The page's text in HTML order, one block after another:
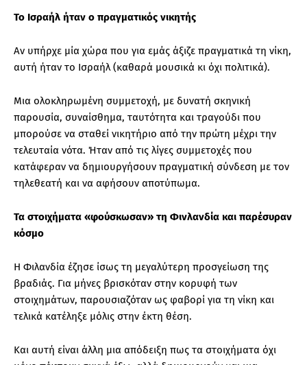
Το Ισραήλ ήταν ο πραγματικός νικητής
Αν υπήρχε μία χώρα που για εμάς άξιζε πραγματικά τη νίκη,
αυτή ήταν το Ισραήλ (καθαρά μουσικά κι όχι πολιτικά).
Μια ολοκληρωμένη συμμετοχή, με δυνατή σκηνική
παρουσία, συναίσθημα, ταυτότητα και τραγούδι που
μπορούσε να σταθεί νικητήριο από την πρώτη μέχρι την
τελευταία νότα. Ήταν από τις λίγες συμμετοχές που
κατάφεραν να δημιουργήσουν πραγματική σύνδεση με τον
τηλεθεατή και να αφήσουν αποτύπωμα.
Τα στοιχήματα «φούσκωσαν» τη Φινλανδία και παρέσυραν
κόσμο
Η Φιλανδία έζησε ίσως τη μεγαλύτερη προσγείωση της
βραδιάς. Για μήνες βρισκόταν στην κορυφή των
στοιχημάτων, παρουσιαζόταν ως φαβορί για τη νίκη και
τελικά κατέληξε μόλις στην έκτη θέση.
Και αυτή είναι άλλη μια απόδειξη πως τα στοιχήματα όχι